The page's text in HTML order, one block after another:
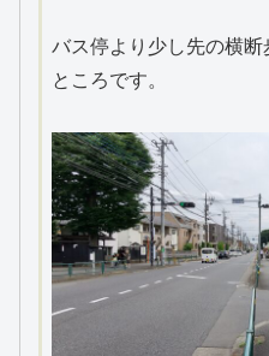
バス停より少し先の横
ところです。